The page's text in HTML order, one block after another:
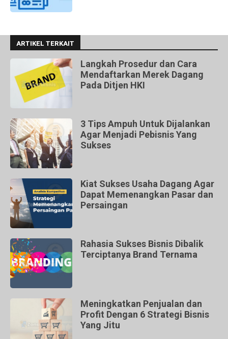
ARTIKEL TERKAIT
Langkah Prosedur dan Cara
Mendaftarkan Merek Dagang
Pada Ditjen HKI
3 Tips Ampuh Untuk Dijalankan
Agar Menjadi Pebisnis Yang
Sukses
Kiat Sukses Usaha Dagang Agar
Dapat Memenangkan Pasar dan
Persaingan
Rahasia Sukses Bisnis Dibalik
Terciptanya Brand Ternama
Meningkatkan Penjualan dan
Profit Dengan 6 Strategi Bisnis
Yang Jitu